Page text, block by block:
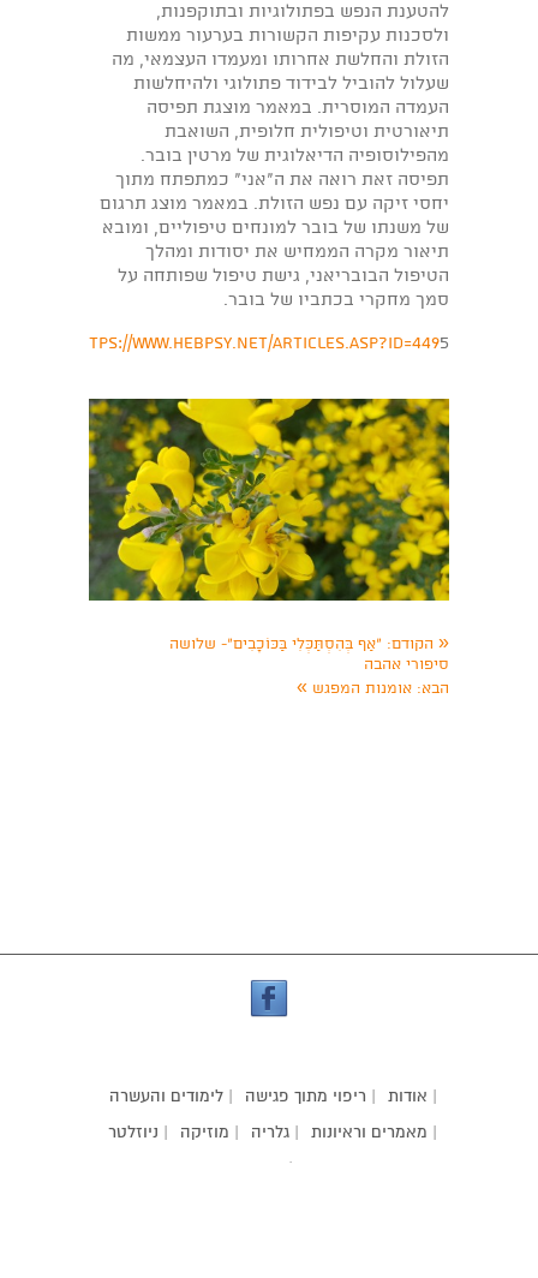
להטענת הנפש בפתולוגיות ובתוקפנות,
ולסכנות עקיפות הקשורות בערעור ממשות
הזולת והחלשת אחרותו ומעמדו העצמאי, מה
שעלול להוביל לבידוד פתולוגי ולהיחלשות
העמדה המוסרית. במאמר מוצגת תפיסה
תיאורטית וטיפולית חלופית, השואבת
מהפילוסופיה הדיאלוגית של מרטין בובר.
תפיסה זאת רואה את ה"אני" כמתפתח מתוך
יחסי זיקה עם נפש הזולת. במאמר מוצג תרגום
של משנתו של בובר למונחים טיפוליים, ומובא
תיאור מקרה הממחיש את יסודות ומהלך
הטיפול הבובריאני, גישת טיפול שפותחה על
סמך מחקרי בכתביו של בובר.
tps://www.hebpsy.net/articles.asp?id=4495
« הקודם: "אַף בְּהִסְתַּכְּלִי בַּכּוֹכָבִים"- שלושה
סיפורי אהבה
הבא: אומנות המפגש »
| אודות | ריפוי מתוך פגישה
| לימודים והעשרה
| מאמרים וראיונות
| גלריה | מוזיקה
| ניוזלטר
| קשר